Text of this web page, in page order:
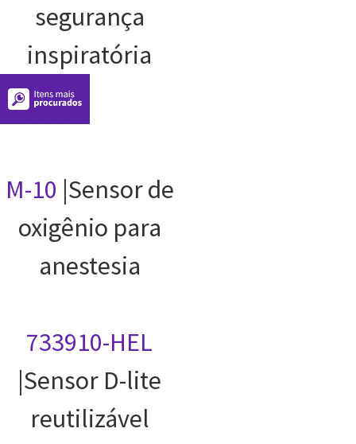
segurança
inspiratória
M-10 |Sensor de
oxigênio para
anestesia
733910-HEL
|Sensor D-lite
reutilizável